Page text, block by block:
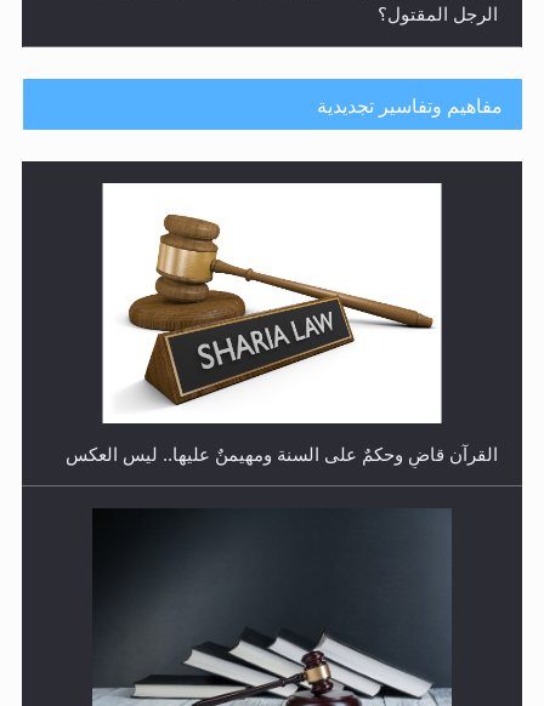
الرجل المقتول؟
هل تعتبر الأشفار الاصطناعية (الرموش الاصطناعية) والأظافر
البلاستيكية وطلاء الأظافر حاجبا للوضوء وهل يُسمح الصلاة
مفاهيم وتفاسير تجديدية
القرآن قاضٍ وحكمٌ على السنة ومهيمنٌ عليها.. ليس العكس